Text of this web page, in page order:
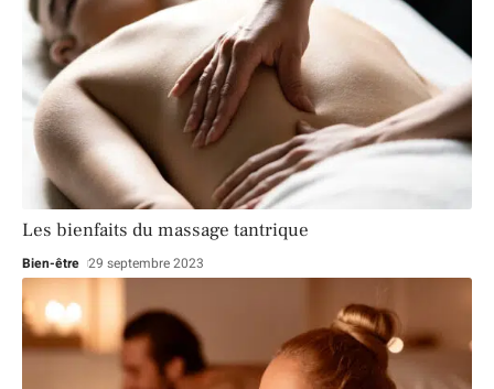
Les bienfaits du massage tantrique
Bien-être 29 septembre 2023